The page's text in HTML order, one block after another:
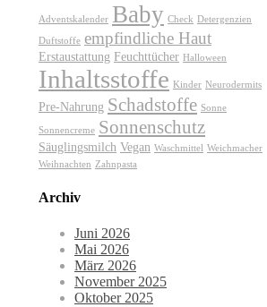
Adventskalender Baby Check Detergenzien
Duftstoffe empfindliche Haut
Erstaustattung Feuchttücher Halloween
Inhaltsstoffe Kinder Neurodermits
Pre-Nahrung Schadstoffe Sonne
Sonnencreme Sonnenschutz
Säuglingsmilch Vegan Waschmittel Weichmacher
Weihnachten Zahnpasta
Archiv
Juni 2026
Mai 2026
März 2026
November 2025
Oktober 2025